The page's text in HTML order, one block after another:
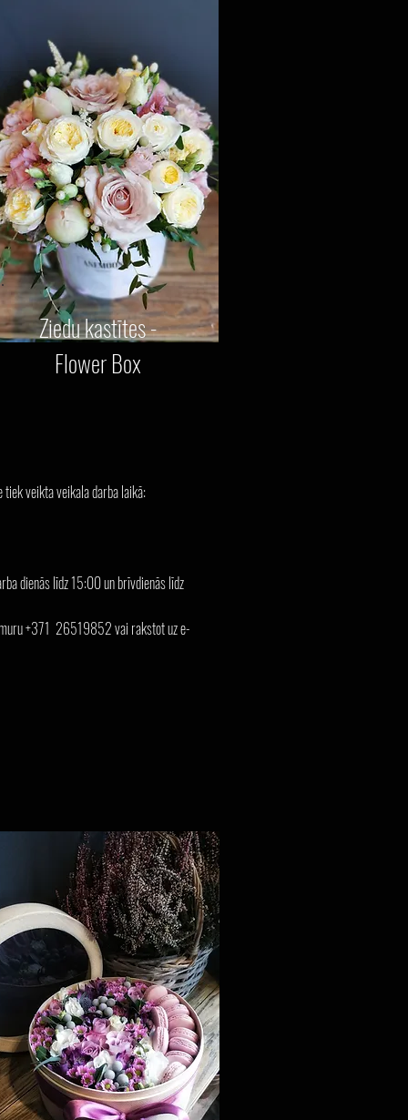
veikta veikala darba laikā:
dienās līdz 15:00 un brīvdienās līdz
+371 26519852 vai rakstot uz e-
Ziedu kastītes -
Flower Box​